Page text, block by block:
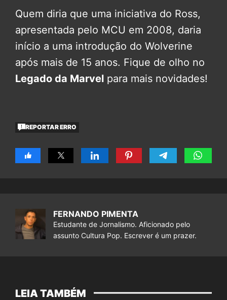
Quem diria que uma iniciativa do Ross,
apresentada pelo MCU em 2008, daria
início a uma introdução do Wolverine
após mais de 15 anos. Fique de olho no
Legado da Marvel para mais novidades!
REPORTAR ERRO
FERNANDO PIMENTA
Estudante de Jornalismo. Aficionado pelo
assunto Cultura Pop. Escrever é um prazer.
LEIA TAMBÉM